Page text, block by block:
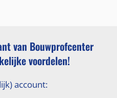
van Bouwprofcenter
voordelen!
account: